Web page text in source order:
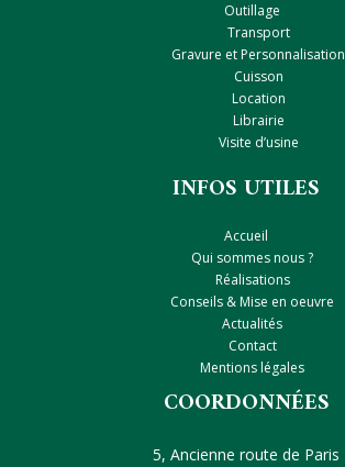
Outillage
Transport
Gravure et Personnalisation
Cuisson
Location
Librairie
Visite d’usine
INFOS UTILES
Accueil
Qui sommes nous ?
Réalisations
Conseils & Mise en oeuvre
Actualités
Contact
Mentions légales
COORDONNÉES
5, Ancienne route de Paris